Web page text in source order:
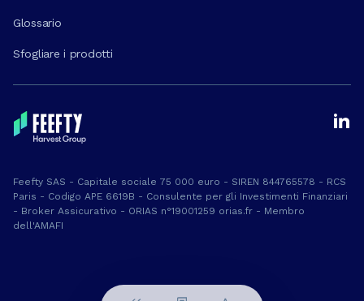
Glossario
Sfogliare i prodotti
Feefty SAS - Capitale sociale 75 000 euro - SIREN 844765578 - RCS
Paris - Codigo APE 6619B - Consulente per gli Investimenti Finanziari
- Broker Assicurativo - ORIAS n°19001259 orias.fr - Membro
dell'AMAFI